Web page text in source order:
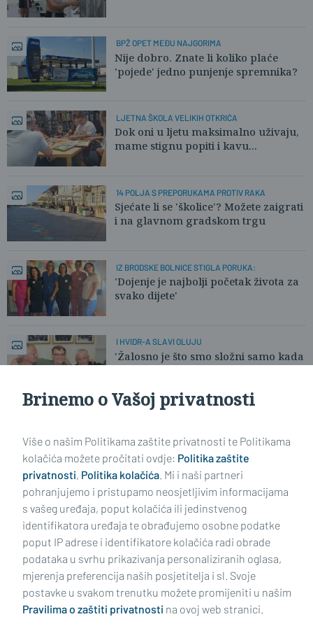
BPŽ OPET MEĐU NAJGORIMA
Nije dobro. Znate li koliko plaće
'pojede' jedno punjenje spremnika?
LJETNA ŠKOLA VELIKIH OTKRIĆA
Dok oni u ljetu maksimalno uživaju,
mame stignu popiti i kavu...
14 POLJA S PREPORUKAMA PROTIV RAKA
Sjećate li se 'školice'? Možete zaigrati
i na glavnom gradskom trgu
IZ BRODSKE BOLNICE STIGLA PORUKA:
'Dojenje je najbolji početak života za
svako dijete'
I HVIDR-A SLAVI OLUJU
'Žalosno je što smo složni samo kada
je najteže'
Impressum Uvjeti korištenja Politika privatnosti
Politika kolačića Kontakt Pritužbe Suradnici
Brinemo o Vašoj privatnosti
Više o našim Politikama zaštite privatnosti te Politikama
kolačića možete pročitati ovdje: Politika zaštite
privatnosti, Politika kolačića. Mi i naši partneri
pohranjujemo i pristupamo neosjetljivim informacijama
s vašeg uređaja, poput kolačića ili jedinstvenog
identifikatora uređaja te obrađujemo osobne podatke
poput IP adrese i identifikatore kolačića radi obrade
podataka u svrhu prikazivanja personaliziranih oglasa,
mjerenja preferencija naših posjetitelja i sl. Svoje
postavke u svakom trenutku možete promijeniti u našim
Pravilima o zaštiti privatnosti na ovoj web stranici.